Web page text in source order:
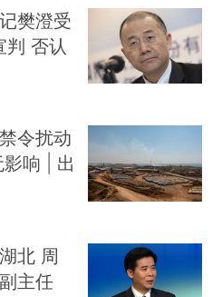
樊澄受
否认
令扰动
响 | 出
北 周
主任